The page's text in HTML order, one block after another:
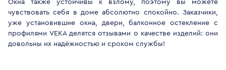
Окна также устойчивы к взлому, поэтому вы можете
чувствовать себя в доме абсолютно спокойно. Заказчики,
уже установившие окна, двери, балконное остекление с
профилями VEKA делятся отзывами о качестве изделий: они
довольны их надёжностью и сроком службы!